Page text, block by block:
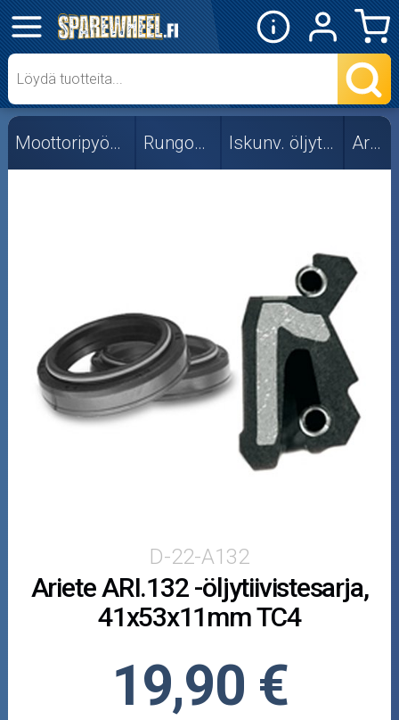
✕
Mopon osat
Skootterin osat
Crossipyörän osat
Mopoauton osat
Mönkijän osat
Puutarha ja metsä
Öljyt ja kemikaalit
Outlet-tuotteet
Moottoripyörän osat Rungon osat Iskunv. öljytiivisteet Ariete
D-22-A132
Ariete ARI.132 -öljytiivistesarja,
41x53x11mm TC4
19,90 €